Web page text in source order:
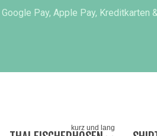
Pay, Apple Pay, Kreditkarten
kurz und lang